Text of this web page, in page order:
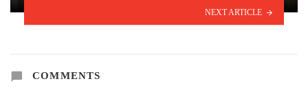
NEXT ARTICLE
COMMENTS